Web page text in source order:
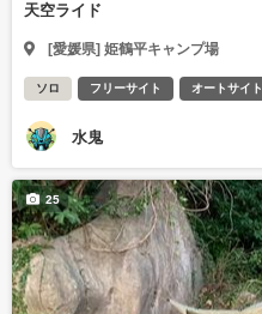
天空ライド
[愛媛県] 姫鶴平キャンプ場
ソロ フリーサイト オートサイト
水鬼
25